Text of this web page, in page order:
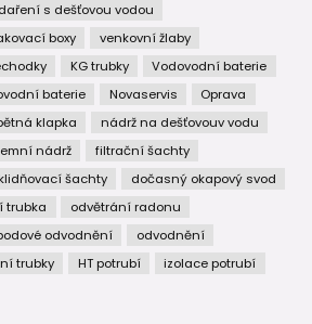
s dešťovou vodou
boxy
venkovní žlaby
KG trubky
Vodovodní baterie
baterie Novaservis
Oprava
klapka
nádrž na dešťovouv vodu
nádrž
filtrační šachty
šachty
dočasný okapový svod
trubka
odvětrání radonu
odvodnění
odvodnění
trubky HT potrubí izolace potrubí